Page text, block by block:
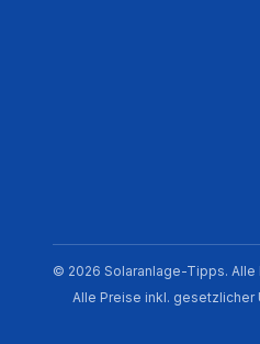
© 2026 Solaranlage-Tipps. Alle
Alle Preise inkl.